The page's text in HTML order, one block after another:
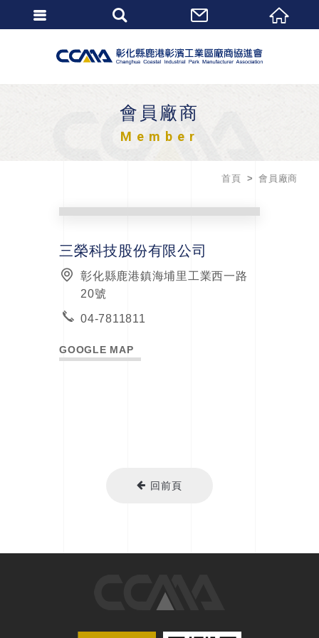
會員廠商
Member
首頁 會員廠商
三榮科技股份有限公司
彰化縣鹿港鎮海埔里工業西一路
20號
04-7811811
GOOGLE MAP
回前頁